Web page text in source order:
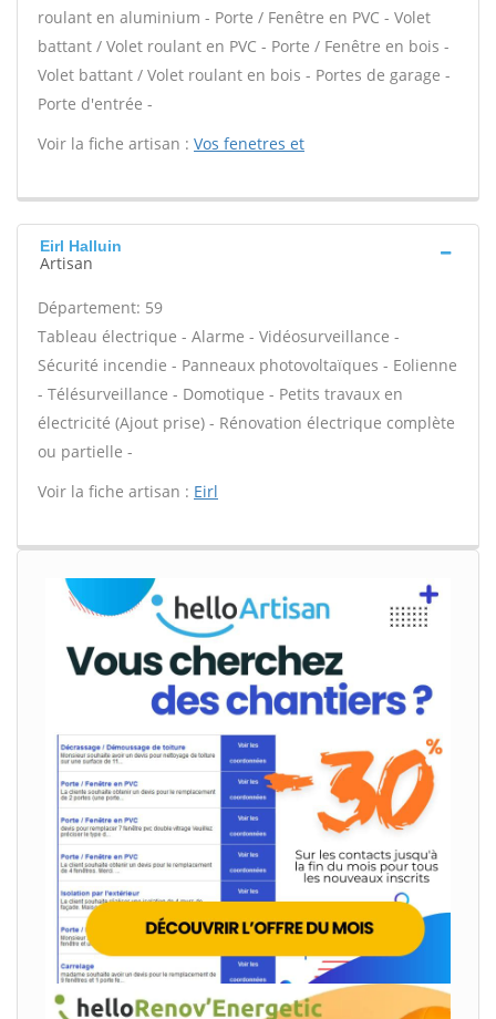
roulant en aluminium - Porte / Fenêtre en PVC - Volet
battant / Volet roulant en PVC - Porte / Fenêtre en bois -
Volet battant / Volet roulant en bois - Portes de garage -
Porte d'entrée -
Voir la fiche artisan : Vos fenetres et
Eirl Halluin
Artisan
Département: 59
Tableau électrique - Alarme - Vidéosurveillance -
Sécurité incendie - Panneaux photovoltaïques - Eolienne
- Télésurveillance - Domotique - Petits travaux en
électricité (Ajout prise) - Rénovation électrique complète
ou partielle -
Voir la fiche artisan : Eirl